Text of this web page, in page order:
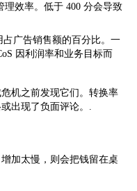
理效率。低于 400 分会导致
广告销售额的百分比。一
因利润率和业务目标而
机之前发现它们。转换率
出现了负面评论。.
加太慢，则会把钱留在桌